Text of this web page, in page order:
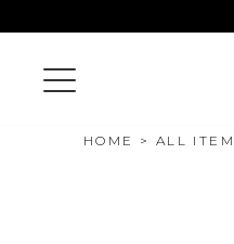
HOME ALL ITEM